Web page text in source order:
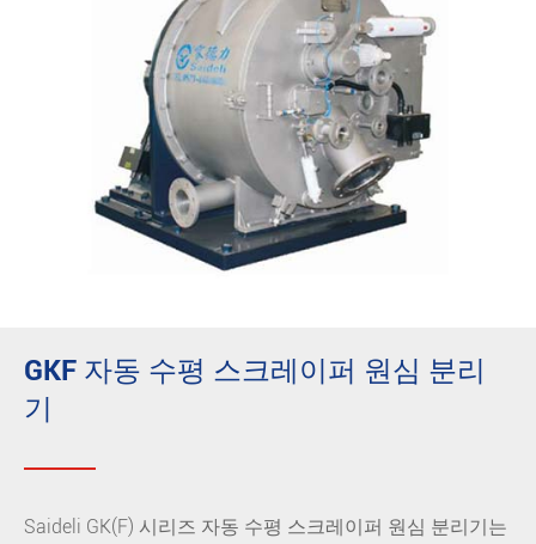
GKF 자동 수평 스크레이퍼 원심 분리
기
Saideli GK(F) 시리즈 자동 수평 스크레이퍼 원심 분리기는